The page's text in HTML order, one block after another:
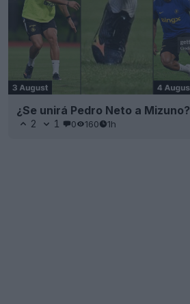
¿Se unirá Pedro Neto a Mizuno?
2 1 0 160 1h